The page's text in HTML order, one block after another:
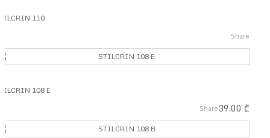
110
Share
108 E
39.00 ₾
Share